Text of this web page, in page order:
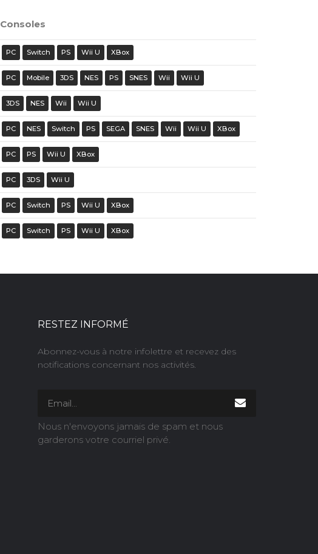
Consoles
PC Switch PS Wii U XBox
PC Mobile 3DS NES PS SNES Wii Wii U
3DS NES Wii Wii U
PC NES Switch PS SEGA SNES Wii Wii U XBox
PC PS Wii U XBox
PC 3DS Wii U
PC Switch PS Wii U XBox
PC Switch PS Wii U XBox
RESTEZ INFORMÉ
Abonnez-vous à notre infolettre et recevez des
notifications concernant nos activités.
Nous n'envoyons jamais de spam et nous
garderons votre courriel privé.